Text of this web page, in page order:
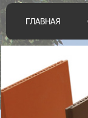
ГЛАВНАЯ